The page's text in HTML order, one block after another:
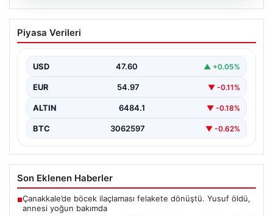
05.08.2026
Altın fiyatları canlı 8 Nisan 2026: Altın
fiyatları ne kadar oldu? Gram, çeyrek,
fiyatları
Piyasa Verileri
USD 47.60 ▲ +0.05%
EUR 54.97 ▼ -0.11%
ALTIN 6484.1 ▼ -0.18%
BTC 3062597 ▼ -0.62%
Son Eklenen Haberler
■Çanakkale’de böcek ilaçlaması felakete dönüştü. Yusuf öldü,
annesi yoğun bakımda